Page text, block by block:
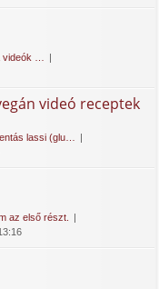
videók …
videó receptek
lassi (glu…
az első részt.